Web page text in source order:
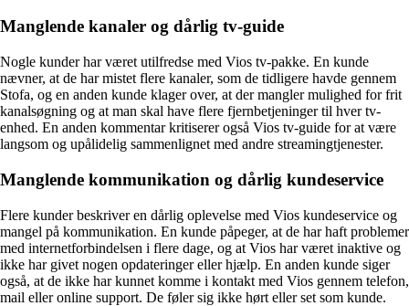
Manglende kanaler og dårlig tv-guide
Nogle kunder har været utilfredse med Vios tv-pakke. En kunde
nævner, at de har mistet flere kanaler, som de tidligere havde gennem
Stofa, og en anden kunde klager over, at der mangler mulighed for frit
kanalsøgning og at man skal have flere fjernbetjeninger til hver tv-
enhed. En anden kommentar kritiserer også Vios tv-guide for at være
langsom og upålidelig sammenlignet med andre streamingtjenester.
Manglende kommunikation og dårlig kundeservice
Flere kunder beskriver en dårlig oplevelse med Vios kundeservice og
mangel på kommunikation. En kunde påpeger, at de har haft problemer
med internetforbindelsen i flere dage, og at Vios har været inaktive og
ikke har givet nogen opdateringer eller hjælp. En anden kunde siger
også, at de ikke har kunnet komme i kontakt med Vios gennem telefon,
mail eller online support. De føler sig ikke hørt eller set som kunde.